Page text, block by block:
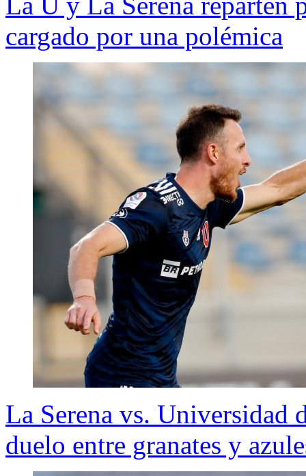
cargado por una polémica
La Serena vs. Universidad
duelo entre granates y